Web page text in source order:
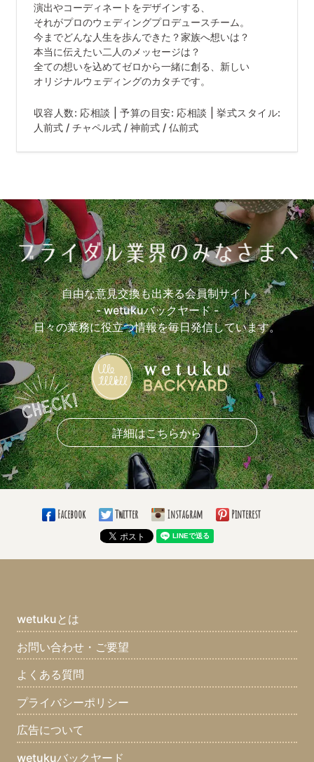
演出やコーディネートをデザインする、
それがプロのウェディングプロデュースチーム。
今までどんな人生を歩んできた？家族へ想いは？
本当に伝えたい二人のメッセージは？
全ての想いを込めてゼロから一緒に創る、新しい
オリジナルウェディングのカタチです。
収容人数: 応相談 | 予算の目安: 応相談 | 挙式スタイル:
人前式 / チャペル式 / 神前式 / 仏前式
自由な意見交換も出来る会員制サイト
- wetukuバックヤード -
日々の業務に役立つ情報を毎日発信しています。
詳細はこちらから
Facebook Twitter Instagram Pinterest
wetukuとは
お問い合わせ・ご要望
よくある質問
プライバシーポリシー
広告について
wetukuバックヤード